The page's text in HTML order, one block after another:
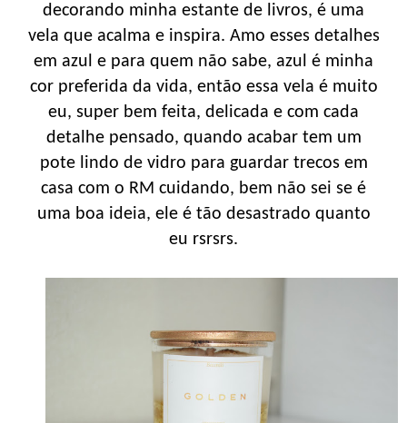
decorando minha estante de livros, é uma
vela que acalma e inspira. Amo esses detalhes
em azul e para quem não sabe, azul é minha
cor preferida da vida, então essa vela é muito
eu, super bem feita, delicada e com cada
detalhe pensado, quando acabar tem um
pote lindo de vidro para guardar trecos em
casa com o RM cuidando, bem não sei se é
uma boa ideia, ele é tão desastrado quanto
eu rsrsrs.